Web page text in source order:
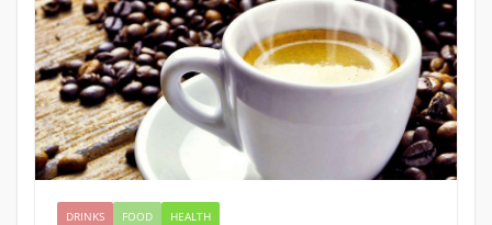
DRINKS FOOD HEALTH